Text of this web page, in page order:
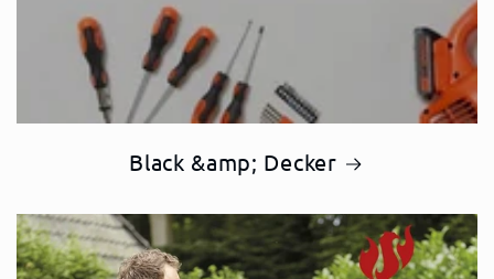
Black &amp; Decker